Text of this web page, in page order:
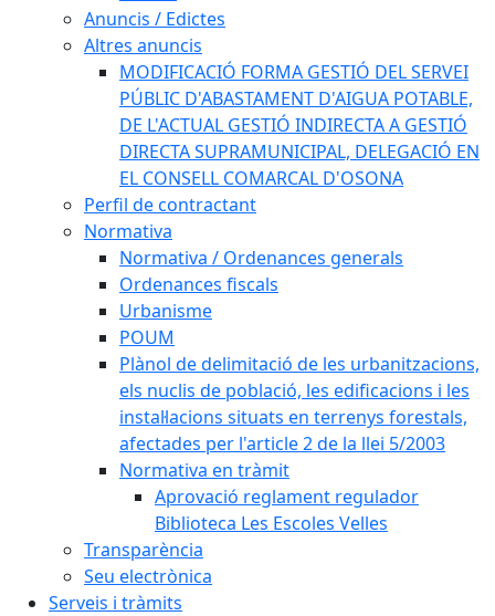
Anuncis / Edictes
Altres anuncis
MODIFICACIÓ FORMA GESTIÓ DEL SERVEI
PÚBLIC D'ABASTAMENT D'AIGUA POTABLE,
DE L'ACTUAL GESTIÓ INDIRECTA A GESTIÓ
DIRECTA SUPRAMUNICIPAL, DELEGACIÓ EN
EL CONSELL COMARCAL D'OSONA
Perfil de contractant
Normativa
Normativa / Ordenances generals
Ordenances fiscals
Urbanisme
POUM
Plànol de delimitació de les urbanitzacions,
els nuclis de població, les edificacions i les
instal·lacions situats en terrenys forestals,
afectades per l'article 2 de la llei 5/2003
Normativa en tràmit
Aprovació reglament regulador
Biblioteca Les Escoles Velles
Transparència
Seu electrònica
Serveis i tràmits